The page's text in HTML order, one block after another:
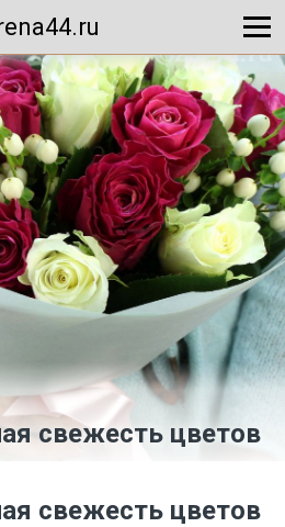
свежесть цветов
свежесть цветов